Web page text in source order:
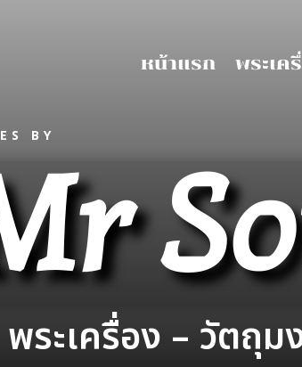
หน้าแรก พระเค
BY
พระเครื่อง – วัตถุ